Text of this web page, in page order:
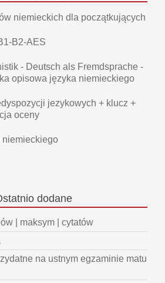
niemieckich dla początkujących
B2-AES
- Deutsch als Fremdsprache -
opisowa języka niemieckiego
jezykowych + klucz +
oceny
niemieckiego
dodane
| maksym | cytatów
na ustnym egzaminie matu